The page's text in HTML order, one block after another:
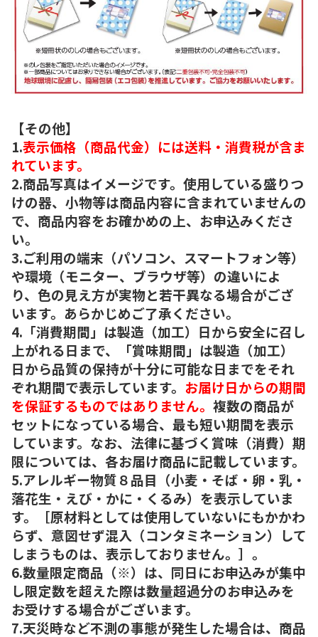
【その他】
1.表示価格（商品代金）には送料・消費税が含ま
れています。
2.商品写真はイメージです。使用している盛りつ
けの器、小物等は商品内容に含まれていませんの
で、商品内容をお確かめの上、お申込みくださ
い。
3.ご利用の端末（パソコン、スマートフォン等）
や環境（モニター、ブラウザ等）の違いによ
り、色の見え方が実物と若干異なる場合がござ
います。あらかじめご了承ください。
4.「消費期間」は製造（加工）日から安全に召し
上がれる日まで、「賞味期間」は製造（加工）
日から品質の保持が十分に可能な日までをそれ
ぞれ期間で表示しています。 お届け日からの期間
を保証するものではありません。 複数の商品が
セットになっている場合、最も短い期間を表示
しています。なお、法律に基づく賞味（消費）期
限については、各お届け商品に記載しています。
5.アレルギー物質８品目（小麦・そば・卵・乳・
落花生・えび・かに・くるみ）を表示していま
す。［原材料としては使用していないにもかかわ
らず、意図せず混入（コンタミネーション）して
しまうものは、表示しておりません。］。
6.数量限定商品（※）は、同日にお申込みが集中
し限定数を超えた際は数量超過分のお申込みを
お受けする場合がございます。
7.天災時など不測の事態が発生した場合は、商品